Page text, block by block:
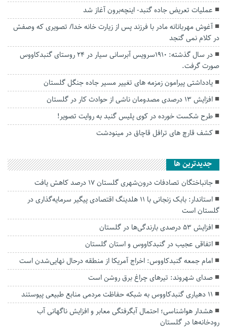
عملیات تعریض جاده گنبد- اینچه‌برون آغاز شد
آغوش مهربانانه مادر با فرزند پس از زیارت خانه خدا/ تصویری که وصفش
در کلام نمی گنجد
در سال گذشته: 1910سرویس آبرسانی سیار در 24 روستای گنبدکاووس
صورت گرفت.
یادداشتی پیرامون زمزمه های‌ تغییر مسیر‌ جاده جنگل گلستان‌
افزایش ۱۳ درصدی مصدومان ناشی از حوادث کار در گلستان
طرح شکست خورده در کوی پلیس گنبد به روایت تصویر!
کشف قارچ های ترافل قاچاق در مینودشت
جديدترين ها
جانباختگان تصادفات درون‌شهری گلستان ۱۷ درصد کاهش یافت
استاندار: بابک زنجانی با ۱۱ هلدینگ اقتصادی پیگیر سرمایه‌گذاری در
گلستان است
افزایش ۵۳ درصدی بارندگی‌ها در گلستان
اتفاقی عجیب در‌ گنبدکاووس و استان گلستان
امام جمعه گنبدکاووس: اخراج آمریکا از منطقه درحال نهایی‌شدن است
صدای شهروند: تیرهای چراغ برق روشن است
۱۱ دهیاری گنبدکاووس به شبکه حفاظت مردمی منابع طبیعی پیوستند
هشدار هواشناسی؛ احتمال آبگرفتگی معابر و افزایش ناگهانی آب
رودخانه‌ها در گلستان